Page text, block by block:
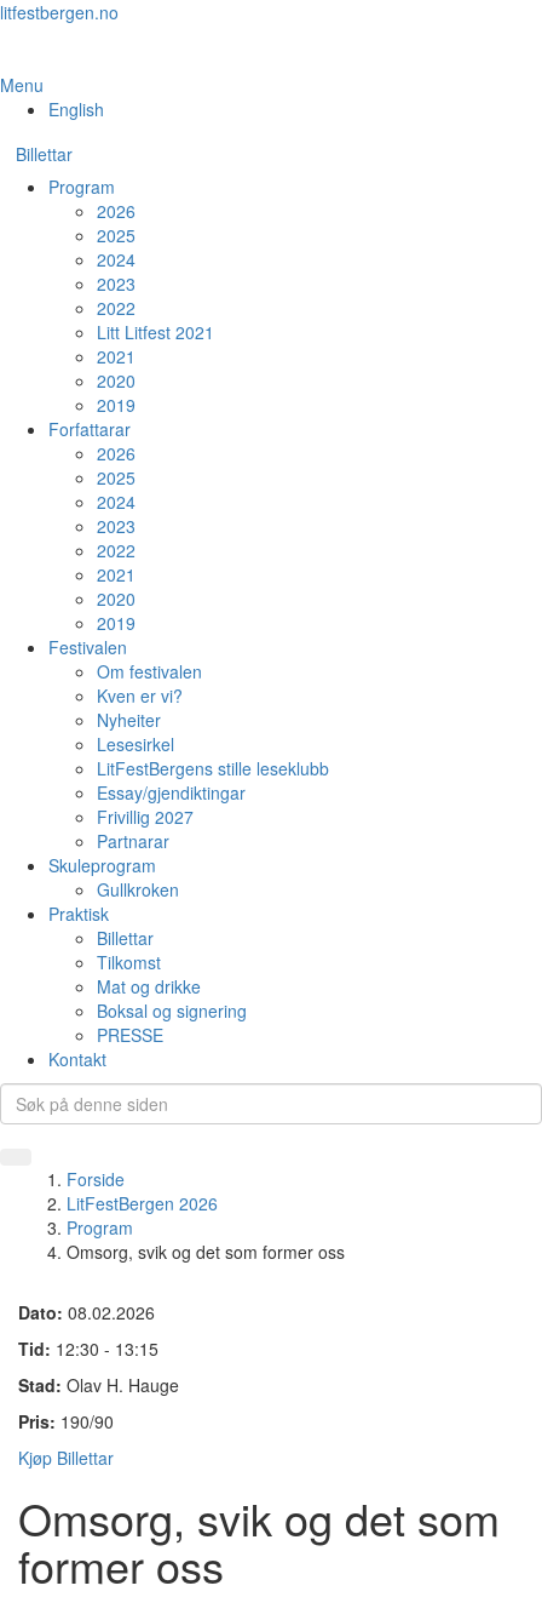
Skip
content
litfestbergen.no
Menu
English
Billettar
Program
2026
2025
2024
2023
2022
Litt Litfest 2021
2021
2020
2019
Forfattarar
2026
2025
2024
2023
2022
2021
2020
2019
Festivalen
Om festivalen
Kven er vi?
Nyheiter
Lesesirkel
LitFestBergens stille leseklubb
Essay/gjendiktingar
Frivillig 2027
Partnarar
Skuleprogram
Gullkroken
Praktisk
Billettar
Tilkomst
Mat og drikke
Boksal og signering
PRESSE
Kontakt
Forside
LitFestBergen 2026
Program
Omsorg, svik og det som former oss
Dato: 08.02.2026
Tid: 12:30 - 13:15
Stad: Olav H. Hauge
Pris: 190/90
Kjøp Billettar
Omsorg, svik og det som
former oss